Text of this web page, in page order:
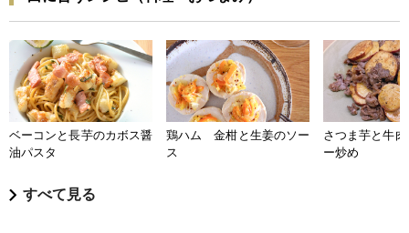
ベーコンと長芋のカボス醤
油パスタ
鶏ハム 金柑と生姜のソー
ス
さつま芋と牛
ー炒め
すべて見る